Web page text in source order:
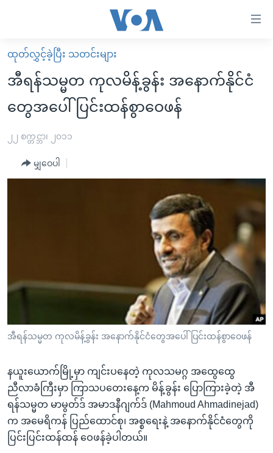
လွယ်ကူ
စေ
Link
များ
အကြောင်းအရာ
ညွန်း
သို့
ကျော်
ရန်
ရှာဖွေ
ရန်
နေရာ
သို့
မူလစာမျက်နှာ
မြန်မာ
ကမ္ဘာ့သတင်းများ
ရပ်ဝန်းတခု လမ်းတခု အလွန်
သုတပဒေသာ အင်္ဂလိပ်စာ
ရေဒီယိုနှင့်ရုပ်သံ အချက်အလက်များ
Learning English
ဗွီအိုအေ လူမှုကွန်ယက်များ
ဘာသာစကားများ
ထုတ်လွှင့်ခဲ့ပြီး သတင်းများ
အီရန်သမ္မတ ကုလမိန့်ခွန်း အနောက်နိုင်ငံ
တွေအပေါ် ပြင်းထန်စွာဝေဖန်
၂၂ စက္တင္ဘာ၊ ၂၀၁၁
မျှဝေပါ
အီရန်သမ္မတ ကုလမိန့်ခွန်း အနောက်နိုင်ငံတွေအပေါ် ပြင်းထန်စွာဝေဖန်
နယူးယောက်မြို့မှာ ကျင်းပနေတဲ့ ကုလသမဂ္ဂ အထွေထွေ
ညီလာခံကြီးမှာ ကြာသပတေးနေ့က မိန့်ခွန်း ပြောကြားခဲ့တဲ့ အီ
ရန်သမ္မတ မာမွတ်ဒ် အမာဒနီဂျက်ဒ် (Mahmoud Ahmadinejad)
က အမေရိကန် ပြည်ထောင်စု၊ အစ္စရေးနဲ့ အနောက်နိုင်ငံတွေကို
ပြင်းပြင်းထန်ထန် ဝေဖန်ခဲ့ပါတယ်။